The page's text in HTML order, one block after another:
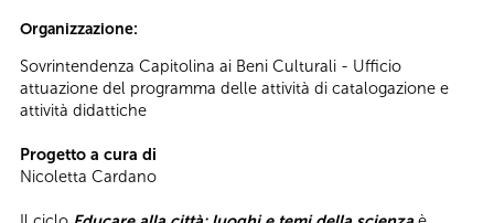
Organizzazione:
Sovrintendenza Capitolina ai Beni Culturali - Ufficio
attuazione del programma delle attività di catalogazione e
attività didattiche
Progetto a cura di
Nicoletta Cardano